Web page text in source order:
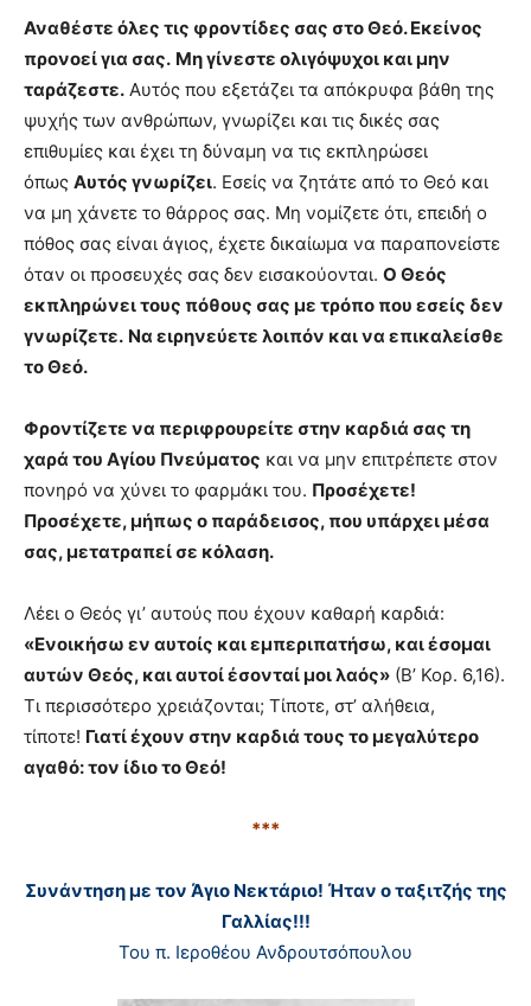
Αναθέστε όλες τις φροντίδες σας στο Θεό. Εκείνος
προνοεί για σας. Μη γίνεστε ολιγόψυχοι και μην
ταράζεστε. Αυτός που εξετάζει τα απόκρυφα βάθη της
ψυχής των ανθρώπων, γνωρίζει και τις δικές σας
επιθυμίες και έχει τη δύναμη να τις εκπληρώσει
όπως Αυτός γνωρίζει. Εσείς να ζητάτε από το Θεό και
να μη χάνετε το θάρρος σας. Μη νομίζετε ότι, επειδή ο
πόθος σας είναι άγιος, έχετε δικαίωμα να παραπονείστε
όταν οι προσευχές σας δεν εισακούονται. Ο Θεός
εκπληρώνει τους πόθους σας με τρόπο που εσείς δεν
γνωρίζετε. Να ειρηνεύετε λοιπόν και να επικαλείσθε
το Θεό.
Φροντίζετε να περιφρουρείτε στην καρδιά σας τη
χαρά του Αγίου Πνεύματος και να μην επιτρέπετε στον
πονηρό να χύνει το φαρμάκι του. Προσέχετε!
Προσέχετε, μήπως ο παράδεισος, που υπάρχει μέσα
σας, μετατραπεί σε κόλαση.
Λέει ο Θεός γι’ αυτούς που έχουν καθαρή καρδιά:
«Ενοικήσω εν αυτοίς και εμπεριπατήσω, και έσομαι
αυτών Θεός, και αυτοί έσονταί μοι λαός» (Β’ Κορ. 6,16).
Τι περισσότερο χρειάζονται; Τίποτε, στ’ αλήθεια,
τίποτε! Γιατί έχουν στην καρδιά τους το μεγαλύτερο
αγαθό: τον ίδιο το Θεό!
***
Συνάντηση με τον Άγιο Νεκτάριο! Ήταν ο ταξιτζής της
Γαλλίας!!!
Toυ π. Ιεροθέου Ανδρουτσόπουλου